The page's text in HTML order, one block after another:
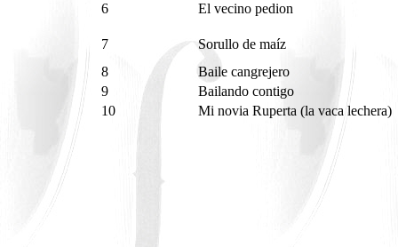
6
El vecino pedion
7
Sorullo de maíz
8
Baile cangrejero
9
Bailando contigo
10
Mi novia Ruperta (la vaca lechera)